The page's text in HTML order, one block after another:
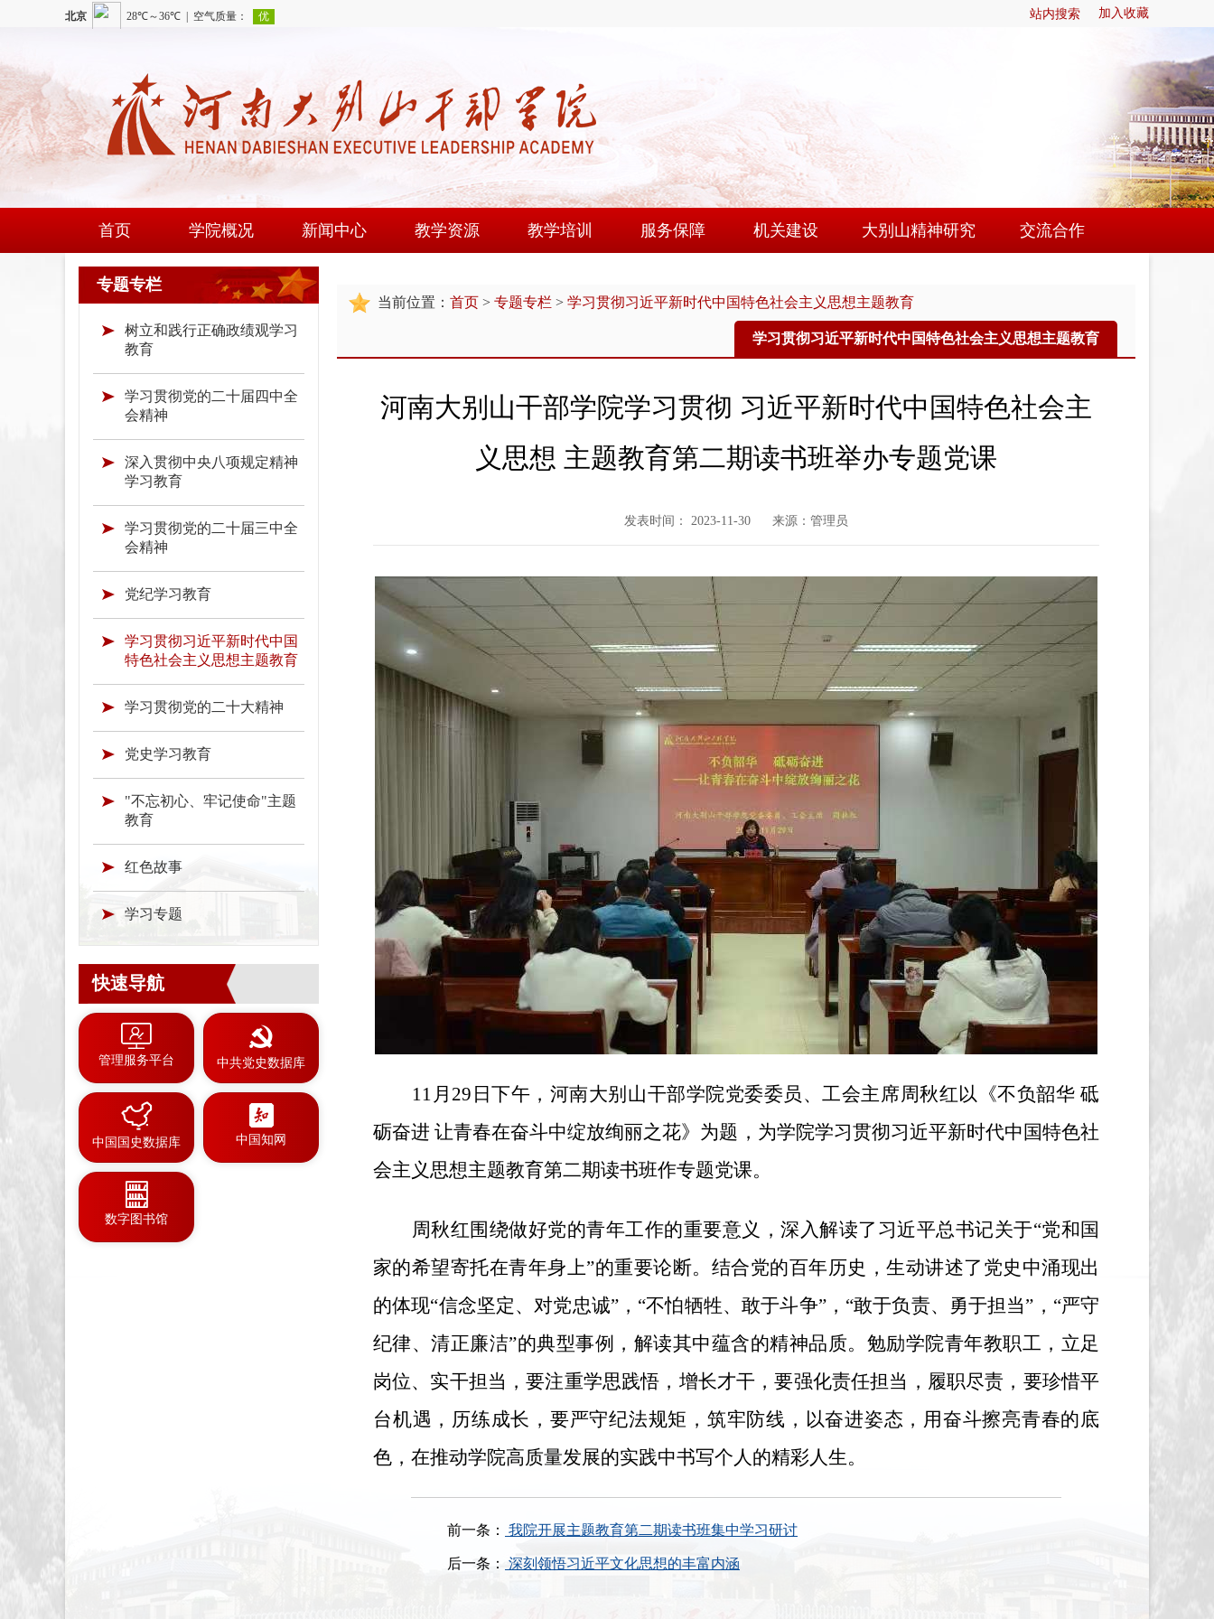
加入收藏
站内搜索
首页 学院概况
学院简介
现任领导
组织机构
新闻中心
通知公告
教学资源
师资队伍
教学资源库
教学培训
学员论坛
服务保障
后勤服务
机关建设
群团工作
文明创建
大别山精神研究
研究成果
大别山精神大家谈
交流合作
专题专栏
树立和践行正确政绩观学习
教育
学习贯彻党的二十届四中全
会精神
深入贯彻中央八项规定精神
学习教育
学习贯彻党的二十届三中全
会精神
党纪学习教育
学习贯彻习近平新时代中国
特色社会主义思想主题教育
学习贯彻党的二十大精神
党史学习教育
"不忘初心、牢记使命"主题
教育
红色故事
学习专题
快速导航
管理服务平台 中共党史数据库
中国国史数据库 中国知网
数字图书馆
当前位置： 首页 > 专题专栏 > 学习贯彻习近平新时代中国特色社会主义思想主题教育
学习贯彻习近平新时代中国特色社会主义思想主题教育
河南大别山干部学院学习贯彻 习近平新时代中国特色社会主
义思想 主题教育第二期读书班举办专题党课
发表时间： 2023-11-30 来源：管理员
11月29日下午，河南大别山干部学院党委委员、工会主席周秋红以《不负韶华 砥
砺奋进 让青春在奋斗中绽放绚丽之花》为题，为学院学习贯彻习近平新时代中国特色社
会主义思想主题教育第二期读书班作专题党课。
周秋红围绕做好党的青年工作的重要意义，深入解读了习近平总书记关于“党和国
家的希望寄托在青年身上”的重要论断。结合党的百年历史，生动讲述了党史中涌现出
的体现“信念坚定、对党忠诚”，“不怕牺牲、敢于斗争”，“敢于负责、勇于担当”，“严守
纪律、清正廉洁”的典型事例，解读其中蕴含的精神品质。勉励学院青年教职工，立足
岗位、实干担当，要注重学思践悟，增长才干，要强化责任担当，履职尽责，要珍惜平
台机遇，历练成长，要严守纪法规矩，筑牢防线，以奋进姿态，用奋斗擦亮青春的底
色，在推动学院高质量发展的实践中书写个人的精彩人生。
前一条： 我院开展主题教育第二期读书班集中学习研讨
后一条： 深刻领悟习近平文化思想的丰富内涵